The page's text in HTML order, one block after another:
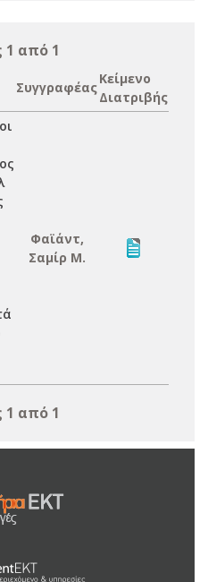
1 από 1
Συγγραφέας
Κείμενο
Διατριβής
Φαϊάντ,
Σαμίρ Μ.
1 από 1